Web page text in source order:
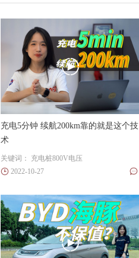
充电5分钟 续航200km靠的就是这个技
术
关键词： 充电桩800V电压
2022-10-27